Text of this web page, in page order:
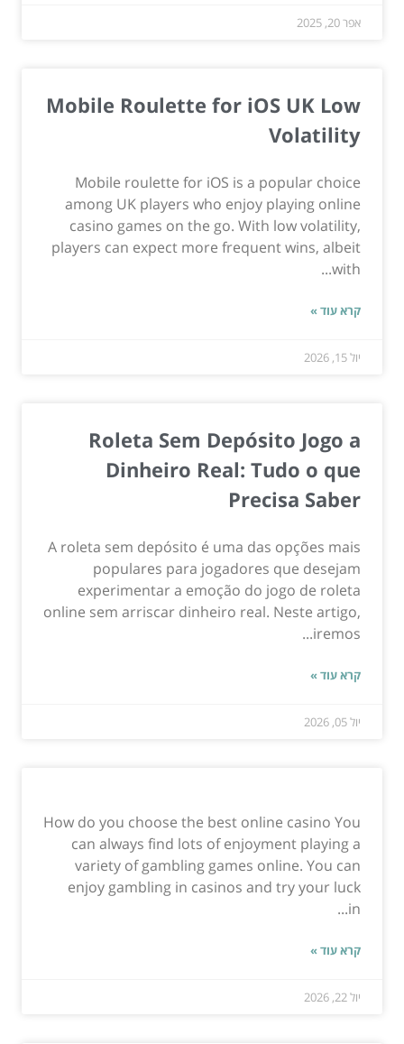
אפר 20, 2025
Mobile Roulette for iOS UK Low
Volatility
Mobile roulette for iOS is a popular choice
among UK players who enjoy playing online
casino games on the go. With low volatility,
players can expect more frequent wins, albeit
with...
קרא עוד »
יול 15, 2026
Roleta Sem Depósito Jogo a
Dinheiro Real: Tudo o que
Precisa Saber
A roleta sem depósito é uma das opções mais
populares para jogadores que desejam
experimentar a emoção do jogo de roleta
online sem arriscar dinheiro real. Neste artigo,
iremos...
קרא עוד »
יול 05, 2026
How do you choose the best online casino You
can always find lots of enjoyment playing a
variety of gambling games online. You can
enjoy gambling in casinos and try your luck
in...
קרא עוד »
יול 22, 2026